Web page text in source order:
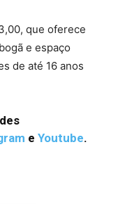
que oferece
e espaço
de até 16 anos
e Youtube.